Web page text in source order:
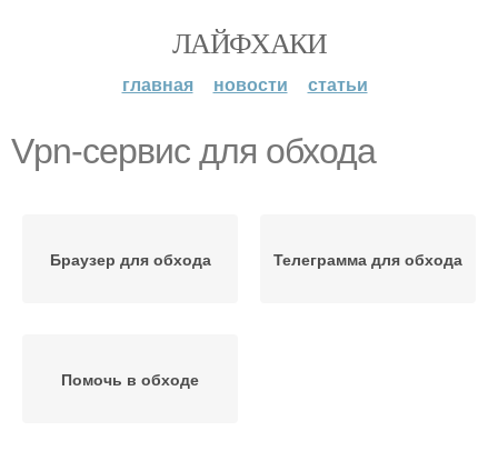
ЛАЙФХАКИ
главная новости статьи
Vpn-сервис для обхода
Браузер для обхода Телеграмма для обхода
Помочь в обходе